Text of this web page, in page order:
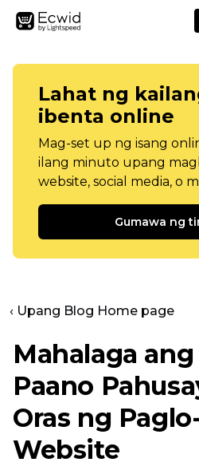
Lahat ng
ibenta online
Mag-set up ng isang
ilang minuto upang
website, social media, o
Gumawa ng
‹ Upang Blog Home page
Mahalaga
Paano
Oras ng
Website